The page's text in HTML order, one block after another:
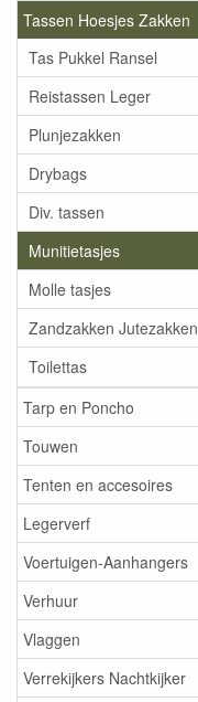
Tassen Hoesjes Zakken
Tas Pukkel Ransel
Reistassen Leger
Plunjezakken
Drybags
Div. tassen
Munitietasjes
Molle tasjes
Zandzakken Jutezakken
Toilettas
Tarp en Poncho
Touwen
Tenten en accesoires
Legerverf
Voertuigen-Aanhangers
Verhuur
Vlaggen
Verrekijkers Nachtkijker